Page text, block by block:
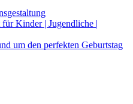
Kinder | Jugendliche |
um den perfekten Geburtstag